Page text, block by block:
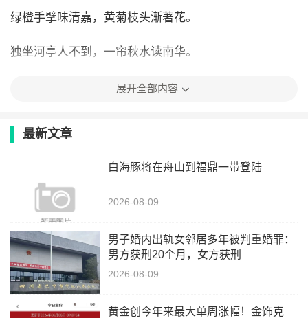
绿橙手擘味清嘉，黄菊枝头渐著花。
独坐河亭人不到，一帘秋水读南华。
展开全部内容
最新文章
白海豚将在舟山到福鼎一带登陆
2026-08-09
男子婚内出轨女邻居多年被判重婚罪：
男方获刑20个月，女方获刑
2026-08-09
黄金创今年来最大单周涨幅！金饰克